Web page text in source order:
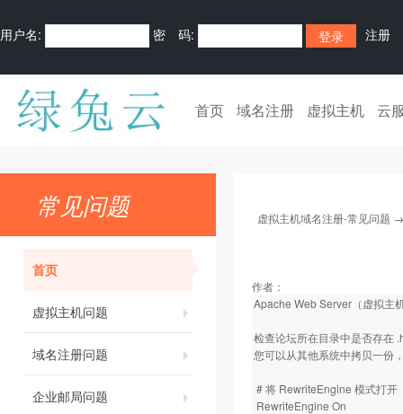
用户名: 密 码: 注册
首页 域名注册 虚拟主机 云
常见问题
首页
虚拟主机问题
域名注册问题
企业邮局问题
虚拟主机域名注册-常见问题
作者：
Apache Web Server（虚拟主
检查论坛所在目录中是否存在
您可以从其他系统中拷贝一份
# 将 RewriteEngine 模式打开
RewriteEngine On